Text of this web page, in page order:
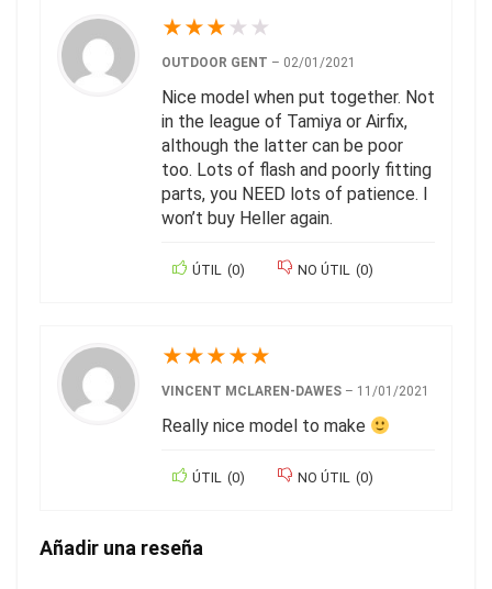
★★★ ★ ★
OUTDOOR GENT – 02/01/2021
Nice model when put together. Not
in the league of Tamiya or Airfix,
although the latter can be poor
too. Lots of flash and poorly fitting
parts, you NEED lots of patience. I
won’t buy Heller again.
ÚTIL (0) NO ÚTIL (0)
★★★★★
VINCENT MCLAREN-DAWES – 11/01/2021
Really nice model to make
ÚTIL (0) NO ÚTIL (0)
Añadir una reseña